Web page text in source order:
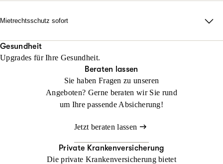
erforderlich auch durch alle Instanzen.
Jetzt konfigurieren
keinen Anwalt beauftragt haben!
Jetzt konfigurieren Beraten lassen
Mietrechtsschutz sofort
übernehmen Ihre Anwalts- und Gerichtskosten und geben
sofortige Rückendeckung bei Streit rund ums Wohnen.
Jetzt konfigurieren Beraten lassen
Gesundheit
Upgrades für Ihre Gesundheit.
Beraten lassen
Sie haben Fragen zu unseren
Angeboten? Gerne beraten wir Sie rund
um Ihre passende Absicherung!
Jetzt beraten lassen
Private Krankenversicherung
Die private Krankenversicherung bietet